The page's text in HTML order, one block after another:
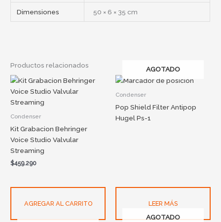
Dimensiones 50 × 6 × 35 cm
Productos relacionados
Condenser
Kit Grabacion Behringer
Voice Studio Valvular
Streaming
$459.290
AGREGAR AL CARRITO
AGOTADO
Condenser
Pop Shield Filter Antipop
Hugel Ps-1
LEER MÁS
AGOTADO